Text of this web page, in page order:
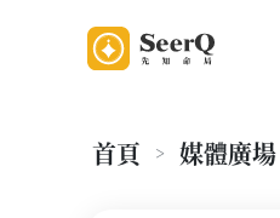
首頁 > 媒體廣場